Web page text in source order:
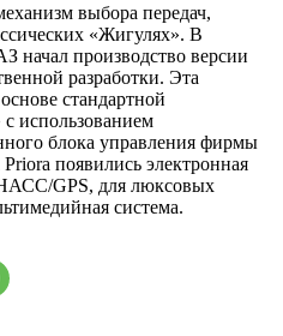
выбора передач,
«Жигулях». В
начал производство версии
разработки. Эта
стандартной
использованием
блока управления фирмы
появились электронная
GPS, для люксовых
система.